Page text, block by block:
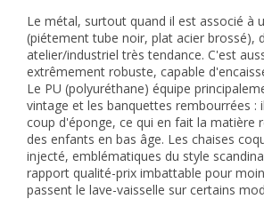
Le métal, surtout quand il est associé à
(piétement tube noir, plat acier brossé),
atelier/industriel très tendance. C'est
extrêmement robuste, capable
Le PU (polyuréthane) équipe
vintage et les banquettes rembourrées :
coup d'éponge, ce qui en fait la matière
des enfants en bas âge. Les chaises
injecté, emblématiques du style
rapport qualité-prix imbattable pour
passent le lave-vaisselle sur certains